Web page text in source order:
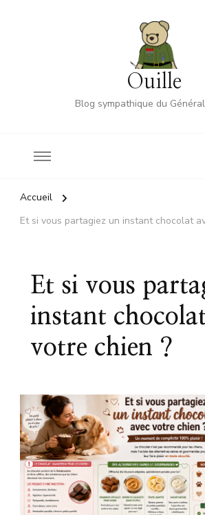
Ouille
Blog sympathique du
Accueil
Et si vous partagiez un instant chocolat
Et si vous
instant
votre chien ?